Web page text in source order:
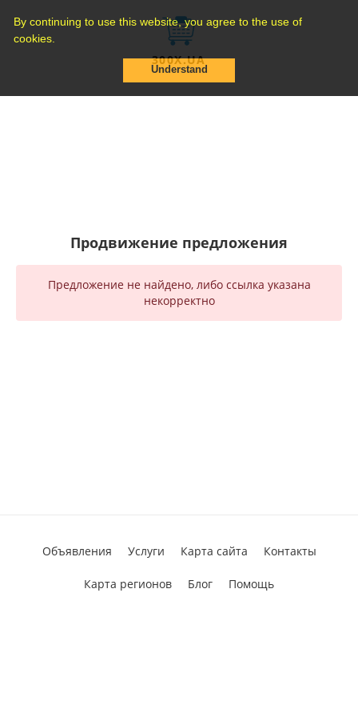
By continuing to use this website, you agree to the use of
cookies.
Understand
300X.UA
Продвижение предложения
Предложение не найдено, либо ссылка указана
некорректно
Объявления Услуги Карта сайта Контакты
Карта регионов Блог Помощь